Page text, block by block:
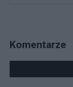
Komentarze